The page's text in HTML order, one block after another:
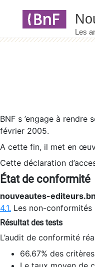
BNF s ’engage à
février 2005.
A cette fin, il met en
Cette déclaration
État de conformité
nouveautes-
4.1. Les non-conformités
Résultat des tests
L’audit de conformité
66.67% des